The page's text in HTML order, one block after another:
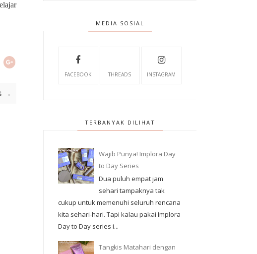
→
MEDIA SOSIAL
FACEBOOK THREADS INSTAGRAM
TERBANYAK DILIHAT
Wajib Punya! Implora Day
to Day Series
Dua puluh empat jam
sehari tampaknya tak
cukup untuk memenuhi seluruh rencana
kita sehari-hari. Tapi kalau pakai Implora
Day to Day series i...
Tangkis Matahari dengan